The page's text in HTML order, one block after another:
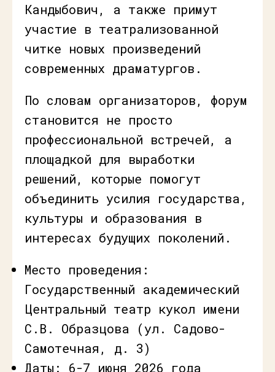
Кандыбович, а также примут
участие в театрализованной
читке новых произведений
современных драматургов.
По словам организаторов, форум
становится не просто
профессиональной встречей, а
площадкой для выработки
решений, которые помогут
объединить усилия государства,
культуры и образования в
интересах будущих поколений.
Место проведения:
Государственный академический
Центральный театр кукол имени
С.В. Образцова (ул. Садово-
Самотечная, д. 3)
Даты: 6-7 июня 2026 года